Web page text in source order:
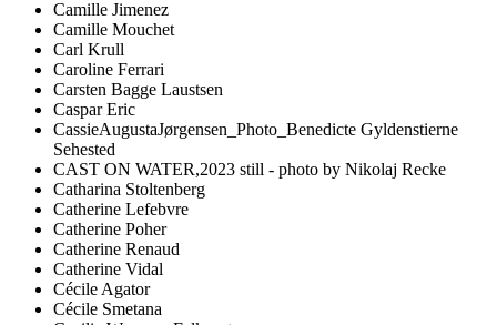
Camille Jimenez
Camille Mouchet
Carl Krull
Caroline Ferrari
Carsten Bagge Laustsen
Caspar Eric
CassieAugustaJørgensen_Photo_Benedicte Gyldenstierne
Sehested
CAST ON WATER,2023 still - photo by Nikolaj Recke
Catharina Stoltenberg
Catherine Lefebvre
Catherine Poher
Catherine Renaud
Catherine Vidal
Cécile Agator
Cécile Smetana